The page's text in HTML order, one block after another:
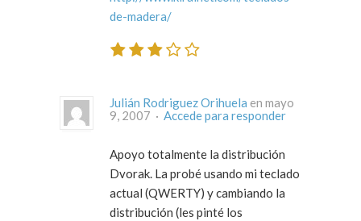
de-madera/
Julián Rodriguez Orihuela en mayo
9, 2007 · Accede para responder
Apoyo totalmente la distribución
Dvorak. La probé usando mi teclado
actual (QWERTY) y cambiando la
distribución (les pinté los